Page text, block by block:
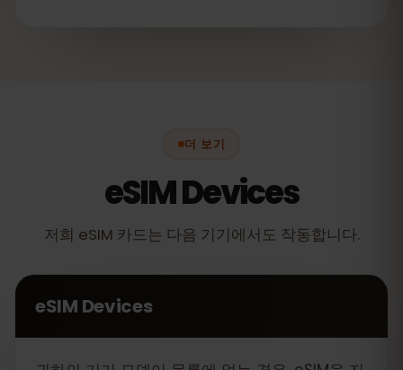
더 보기
eSIM Devices
저희 eSIM 카드는 다음 기기에서도 작동합니다.
eSIM Devices